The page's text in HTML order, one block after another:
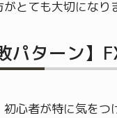
とても大切になり
パターン
初心者が特に気を